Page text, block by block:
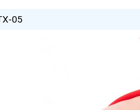
05